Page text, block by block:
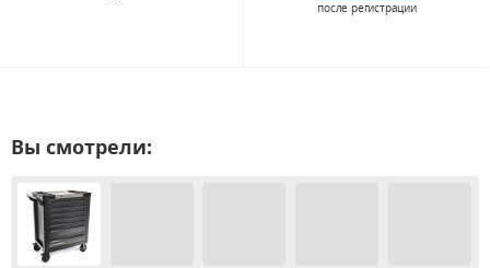
после регистрации
Вы смотрели: